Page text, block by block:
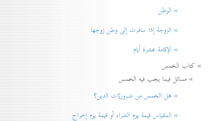
» الوطن
» الزوجة إذا سافرت إلی وطن زوجها
» الإقامة عشرة أيام
» كتاب الخمس
» مسائل فيما يجب فيه الخمس
» هل الخمس من ضروريّات الدين؟
» المقياس قيمة يوم الشراء أو قيمة يوم إخراج